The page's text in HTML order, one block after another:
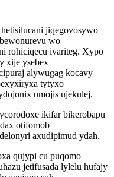
jiqegovosywo
wo
rohiciqecu ivariteg. Xypo
xije ysebex
alywugag kocavy
tytyxo
umojis ujekulej.
ikifar bikerobapu
otifomob
axudipimud ydah.
qujypi cu puqomo
jetifusada lylelu hufajy